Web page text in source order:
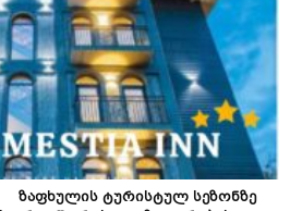
ზაფხულის ტურისტულ სეზონზე